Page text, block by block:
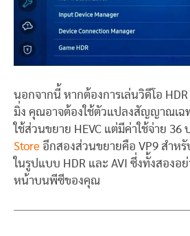
นอกจากนี้ หากต้องการเล่นวิดีโอ
มิ่ง คุณอาจต้องใช้ตัวแปลงสัญญาณเฉ
ใช้ส่วนขยาย HEVC แต่มีค่าใช้จ่าย 36
Store อีกสองส่วนขยายคือ VP9 สำหรั
ในรูปแบบ HDR และ AVI ซึ่งทั้งสองอ
หน้าบนพีซีของคุณ